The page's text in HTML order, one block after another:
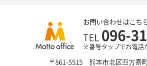
お問い合わせはこち
TEL 096-
※番号タップでお電話
〒861-5515 熊本市北区四方寄